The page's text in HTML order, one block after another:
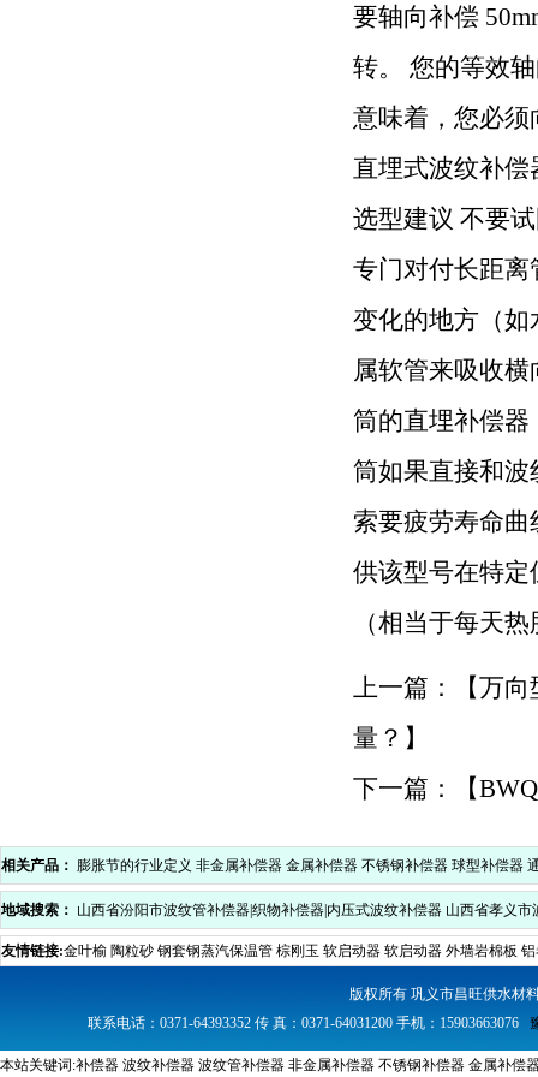
要轴向补偿
转。 您的等效
意味着，您必须
直埋式波纹补
选型建议 不要
专门对付长距离
变化的地方（
属软管来吸收
筒的直埋补偿
筒如果直接和
索要疲劳寿命
供该型号在特定
（相当于每天
上一篇：【万向
量？ 】
下一篇：【
相关产品： 膨胀节的行业定义 非金属补偿器 金属补偿器 不锈钢补偿器 球型补偿器
地域搜索： 山西省汾阳市波纹管补偿器|织物补偿器|内压式波纹补偿器 山西省孝义市
压式波纹补偿器 山西省中阳县波纹管补偿器|织物补偿器|内压式波纹补偿器 山西省方
器|内压式波纹补偿器 山西省兴县波纹管补偿器|织物补偿器|内压式波纹补偿器
友情链接:金叶榆 陶粒砂 钢套钢蒸汽保温管 棕刚玉 软启动器 软启动器 外墙岩棉板
版权所有 巩义市昌旺供水
联系电话：0371-64393352 传 真：0371-64031200 手机：15903663076
本站关键词:补偿器 波纹补偿器 波纹管补偿器 非金属补偿器 不锈钢补偿器 金属补偿